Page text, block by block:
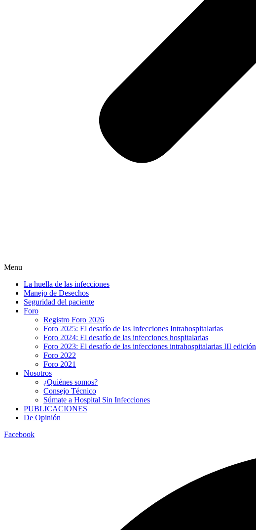
Menu
La huella de las infecciones
Manejo de Desechos
Seguridad del paciente
Foro
Registro Foro 2026
Foro 2025: El desafío de las Infecciones Intrahospitalarias
Foro 2024: El desafío de las infecciones hospitalarias
Foro 2023: El desafío de las infecciones intrahospitalarias III edición
Foro 2022
Foro 2021
Nosotros
¿Quiénes somos?
Consejo Técnico
Súmate a Hospital Sin Infecciones
PUBLICACIONES
De Opinión
Facebook